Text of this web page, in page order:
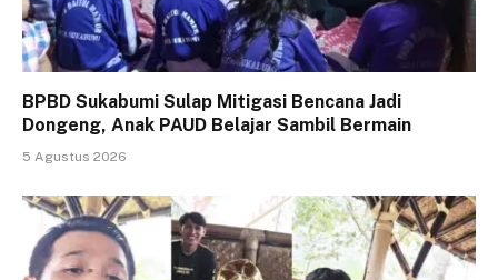
BPBD Sukabumi Sulap Mitigasi Bencana Jadi
Dongeng, Anak PAUD Belajar Sambil Bermain
5 Agustus 2026